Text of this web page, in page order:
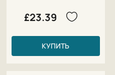
£23.39
КУПИТЬ